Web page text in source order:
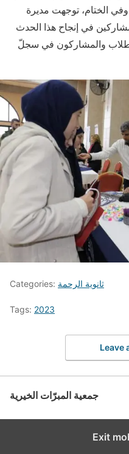
الختام، توجهت مديرة
في إنجاح هذا الحدث
والمشاركون في سجلّ
Categories: ثانوية الرحمة
Tags: 2023
Leave
جمعية المبرّات الخيرية
Exit